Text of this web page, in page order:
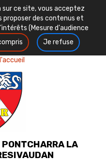
ce site, vous acceptez
proposer des contenus et
(Mesure d'audience
Je refuse
LA